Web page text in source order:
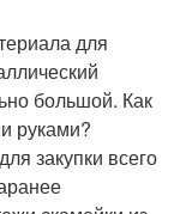
для
большой. Как
руками?
закупки всего